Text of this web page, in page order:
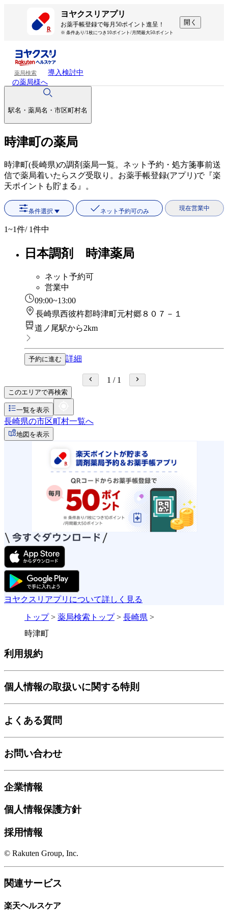
ヨヤクスリアプリ
お薬手帳登録で毎月50ポイント進呈！
※ 条件あり/1枚につき10ポイント/月間最大50ポイント
開く
薬局検索
導入検討中
の薬局様へ
駅名・薬局名・市区町村名
時津町の薬局
時津町(長崎県)の調剤薬局一覧。ネット予約・処方箋事前送
信で薬局着いたらスグ受取り。お薬手帳登録(アプリ)で『楽
天ポイントも貯まる』。
条件選択 ネット予約可のみ 現在営業中
1~1件/ 1件中
日本調剤 時津薬局
ネット予約可
営業中
09:00~13:00
長崎県西彼杵郡時津町元村郷８０７－１
道ノ尾駅から2km
予約に進む 詳細
1 / 1
このエリアで再検索
一覧を表示
長崎県の市区町村一覧へ
地図を表示
ヨヤクスリアプリについて詳しく見る
トップ> 薬局検索トップ> 長崎県 >
時津町
利用規約
個人情報の取扱いに関する特則
よくある質問
お問い合わせ
企業情報
個人情報保護方針
採用情報
© Rakuten Group, Inc.
関連サービス
楽天ヘルスケア